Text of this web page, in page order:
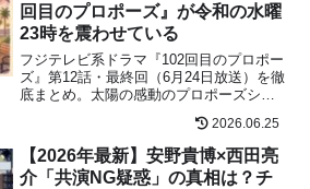
回目のプロポーズ』が令和の水曜
23時を震わせている
フジテレビ系ドラマ『102回目のプロポー
ズ』第12話・最終回（6月24日放送）を徹
底まとめ。太陽の感動のプロポーズシー
ン・伝説のナットの指輪・音のビデオメ
ッセージ・視聴者のSNS反応まで確認済
み情報のみ掲載。FODでの見逃し配信も
紹介。
2026.06.25
【2026年最新】安野貴博×西田亮
介「共演NG疑惑」の真相は？チ